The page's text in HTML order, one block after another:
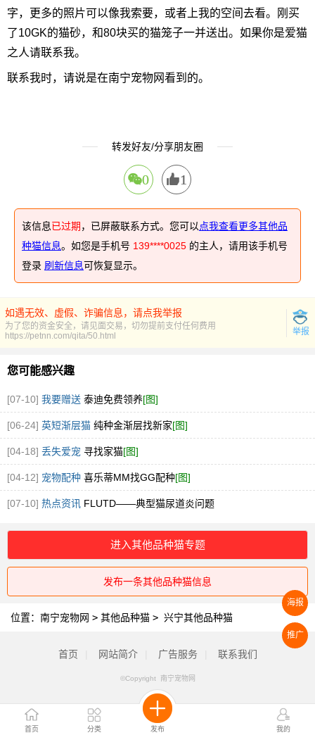
首页 分类 发布 我的
字，更多的照片可以像我索要，或者上我的空间去看。刚买
了10GK的猫砂，和80块买的猫笼子一并送出。如果你是爱猫
之人请联系我。
联系我时，请说是在南宁宠物网看到的。
转发好友/分享朋友圈
0 1
该信息已过期 ，已屏蔽联系方式。您可以 点我查看更多其他品
种猫信息。如您是手机号 139****0025 的主人，请用该手机号
登录 刷新信息可恢复显示。
如遇无效、虚假、诈骗信息，请点我举报
为了您的资金安全，请见面交易，切勿提前支付任何费用
举报
https://petnn.com/qita/50.html
您可能感兴趣
[07-10] 我要赠送 泰迪免费领养[图]
[06-24] 英短渐层猫 纯种金渐层找新家[图]
[04-18] 丢失爱宠 寻找家猫[图]
[04-12] 宠物配种 喜乐蒂MM找GG配种[图]
[07-10] 热点资讯 FLUTD——典型猫尿道炎问题
进入其他品种猫专题
发布一条其他品种猫信息
位置： 南宁宠物网 > 其他品种猫 > 兴宁其他品种猫
首页 网站简介 广告服务 联系我们
©Copyright 南宁宠物网
推广
海报